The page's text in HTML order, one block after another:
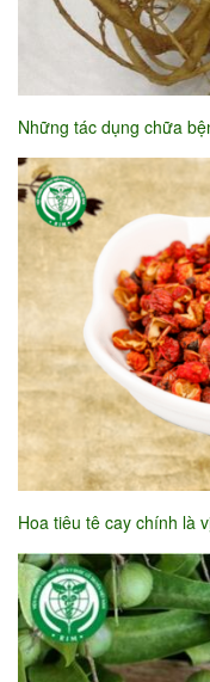
Những tác dụng chữa
Hoa tiêu tê cay chính là